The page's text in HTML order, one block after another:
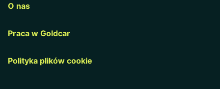
O nas
Praca w Goldcar
Polityka plików cookie